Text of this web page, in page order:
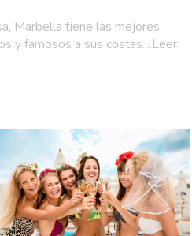
Marbella tiene las mejores
y famosos a sus costas....Leer